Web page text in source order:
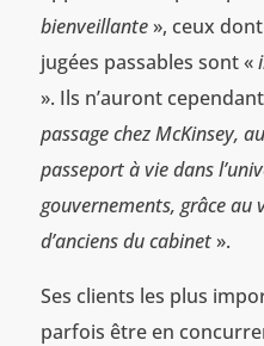
bienveillante», ceux
jugées passables sont «
». Ils n’auront
passage chez McKinsey,
passeport à vie dans
gouvernements, grâce au
d’anciens du cabinet».
Ses clients les plus
parfois être en